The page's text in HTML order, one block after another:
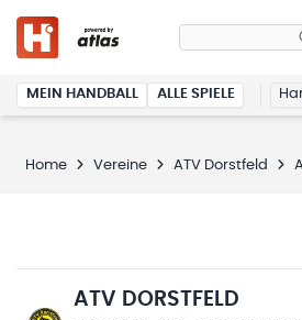
MEIN HANDBALL ALLE SPIELE
Home Vereine ATV Dorstfeld
ATV DORSTFELD